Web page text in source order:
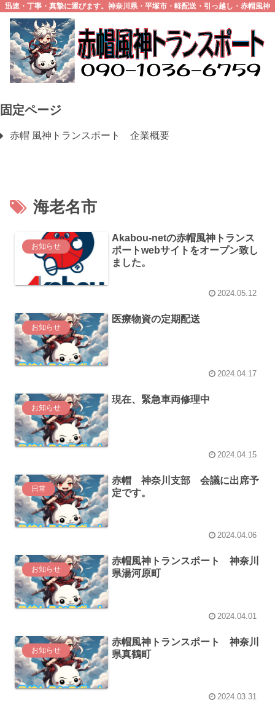
迅速・丁寧・真摯に運びます。神奈川県・平塚市・軽配送・引っ越し・赤帽風神
固定ページ
赤帽 風神トランスポート 企業概要
海老名市
お知らせ
Akabou-netの赤帽風神トランス
ポートwebサイトをオープン致し
ました。
2024.05.12
お知らせ
医療物資の定期配送
2024.04.17
お知らせ
現在、緊急車両修理中
2024.04.15
日常
赤帽 神奈川支部 会議に出席予
定です。
2024.04.06
お知らせ
赤帽風神トランスポート 神奈川
県湯河原町
2024.04.01
お知らせ
赤帽風神トランスポート 神奈川
県真鶴町
2024.03.31